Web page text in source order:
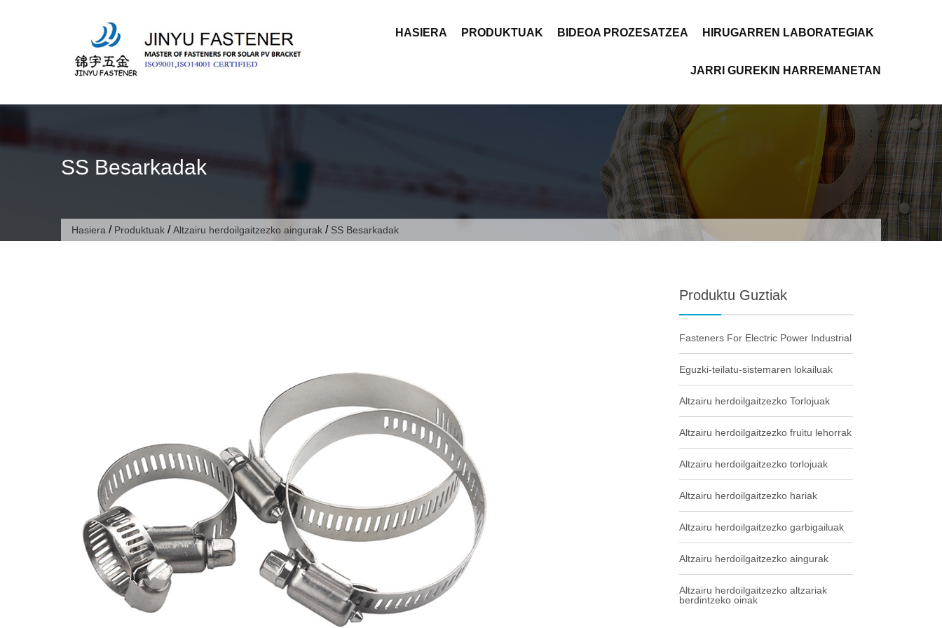
HASIERA PRODUKTUAK BIDEOA PROZESATZEA HIRUGARREN LABORATEGIAK
JARRI GUREKIN HARREMANETAN
SS Besarkadak
Hasiera / Produktuak /Altzairu herdoilgaitzezko aingurak / SS Besarkadak
Produktu Guztiak
Fasteners For Electric Power Industrial
Eguzki-teilatu-sistemaren lokailuak
Altzairu herdoilgaitzezko Torlojuak
Altzairu herdoilgaitzezko fruitu lehorrak
Altzairu herdoilgaitzezko torlojuak
Altzairu herdoilgaitzezko hariak
Altzairu herdoilgaitzezko garbigailuak
Altzairu herdoilgaitzezko aingurak
Altzairu herdoilgaitzezko altzariak
berdintzeko oinak